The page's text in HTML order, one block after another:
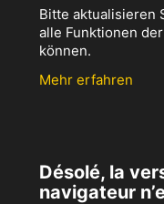
Bitte aktualisieren
alle Funktionen
können.
Mehr erfahren
Désolé, la
navigateur